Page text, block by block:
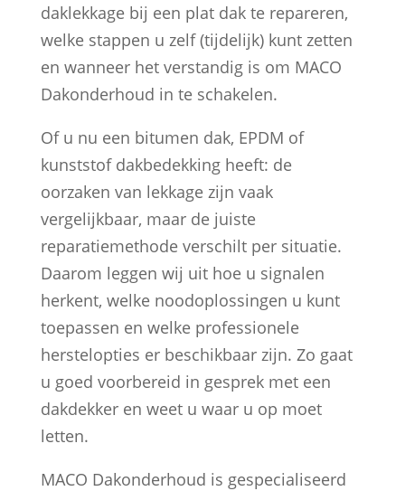
daklekkage bij een plat dak te repareren,
welke stappen u zelf (tijdelijk) kunt zetten
en wanneer het verstandig is om MACO
Dakonderhoud in te schakelen.
Of u nu een bitumen dak, EPDM of
kunststof dakbedekking heeft: de
oorzaken van lekkage zijn vaak
vergelijkbaar, maar de juiste
reparatiemethode verschilt per situatie.
Daarom leggen wij uit hoe u signalen
herkent, welke noodoplossingen u kunt
toepassen en welke professionele
herstelopties er beschikbaar zijn. Zo gaat
u goed voorbereid in gesprek met een
dakdekker en weet u waar u op moet
letten.
MACO Dakonderhoud is gespecialiseerd